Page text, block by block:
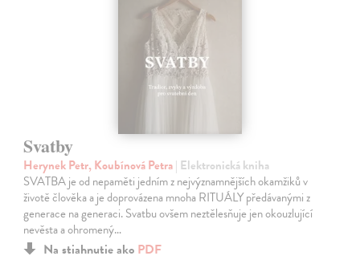
Svatby
Herynek Petr, Koubínová Petra| Elektronická kniha
SVATBA je od nepaměti jedním z nejvýznamnějších okamžiků v
životě člověka a je doprovázena mnoha RITUÁLY předávanými z
generace na generaci. Svatbu ovšem neztělesňuje jen okouzlující
nevěsta a ohromený…
Na stiahnutie ako PDF